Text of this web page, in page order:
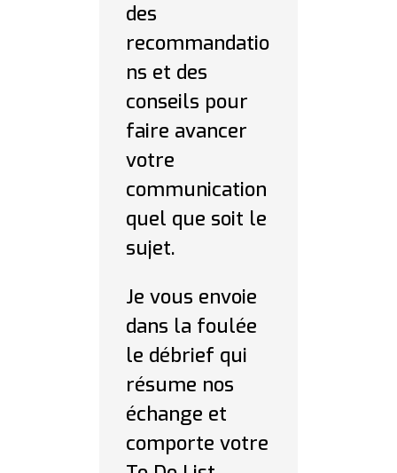
des
recommandatio
ns et des
conseils pour
faire avancer
votre
communication
quel que soit le
sujet.
Je vous envoie
dans la foulée
le débrief qui
résume nos
échange et
comporte votre